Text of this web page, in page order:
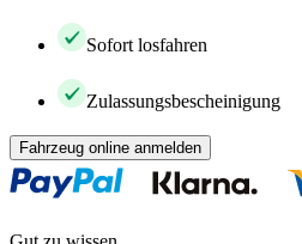
Sofort losfahren
Zulassungsbescheinigung
Fahrzeug online anmelden